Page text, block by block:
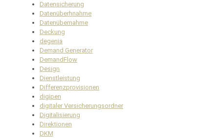
Datensicherung
Datenüberhnahme
Datenübernahme
Deckung
degenia
Demand Generator
DemandFlow
Design
Dienstleistung
Differenzprovisionen
digipen
digitaler Versicherungsordner
Digitalisierung
Direktionen
DKM